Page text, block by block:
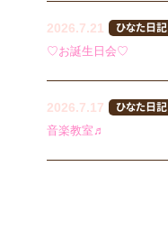
2026.7.21 ひなた日記
♡お誕生日会♡
2026.7.17 ひなた日記
音楽教室♬